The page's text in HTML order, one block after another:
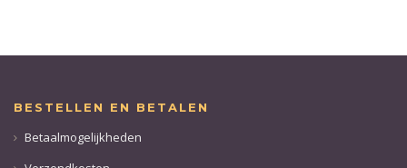
BESTELLEN EN BETALEN
Betaalmogelijkheden